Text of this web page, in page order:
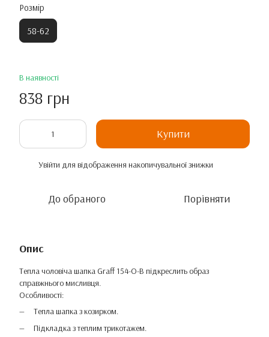
Розмір
58-62
В наявності
838 грн
Купити
Увійти для відображення накопичувальної знижки
До обраного Порівняти
Опис
Тепла чоловіча шапка Graff 154-O-B підкреслить образ
справжнього мисливця.
Особливості:
Тепла шапка з козирком.
Підкладка з теплим трикотажем.